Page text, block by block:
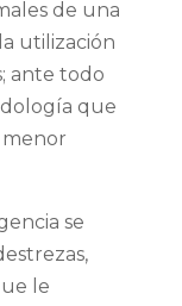
de una
utilización
ante todo
que
se
le